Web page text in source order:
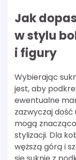
Jak
w stylu
i figury
Wybierając
jest, aby
ewentualne
zazwyczaj
mogą
stylizacji. Dla
węższą górą i